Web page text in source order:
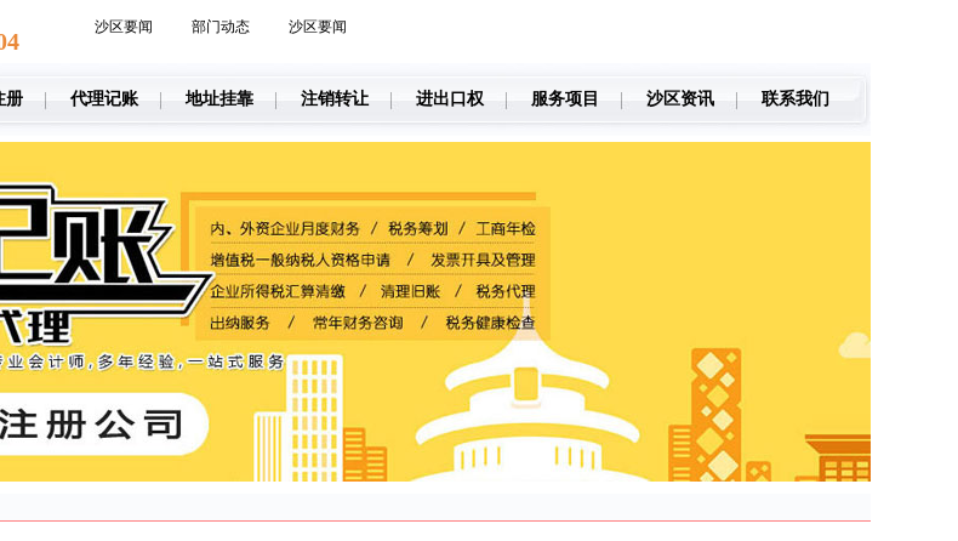
沙区要闻 部门动态 沙区要闻
册 代理记账 地址挂靠 注销转让 进出口权 服务项目 沙区资讯 联系我们